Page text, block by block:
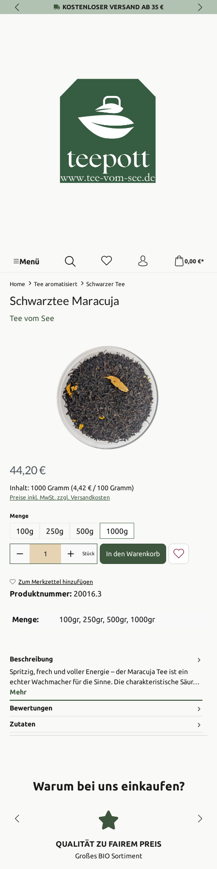
Zum Hauptinhalt springenKOSTENLOSER VERSAND AB 35 €
Menü 0,00 €*
Home Tee aromatisiert Schwarzer Tee
Schwarztee Maracuja
Tee vom See
Bildergalerie überspringen
Regulärer Preis:
44,20 €
Inhalt: 1000 Gramm (4,42 € / 100 Gramm)
Preise inkl. MwSt. zzgl. Versandkosten
Mengeauswählen
100g 250g 500g 1000g
Produkt Anzahl: Gib den gewünschten Wert ein oder benutze die
Stück In den Warenkorb
Zum Merkzettel hinzufügen
Produktnummer: 20016.3
Menge: 100gr, 250gr, 500gr, 1000gr
Beschreibung
Spritzig, frech und voller Energie – der Maracuja Tee ist ein
echter Wachmacher für die Sinne. Die charakteristische Säur…
Mehr
Bewertungen
Zutaten
Warum bei uns einkaufen?
QUALITÄT ZU FAIREM PREIS
Großes BIO Sortiment